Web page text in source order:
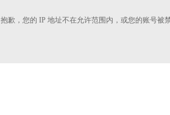
抱歉，您的 IP 地址不在允许范围内，或您的账号被